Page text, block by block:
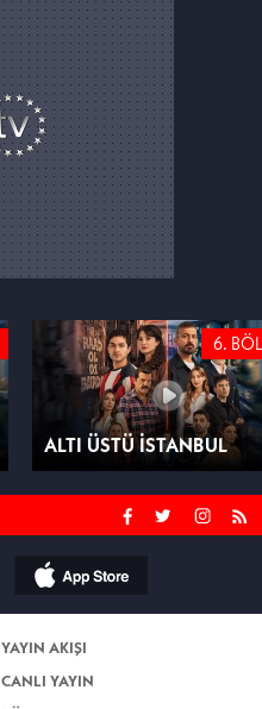
ALTI ÜSTÜ İSTANBUL
6.
YAYIN AKIŞI
CANLI YAYIN